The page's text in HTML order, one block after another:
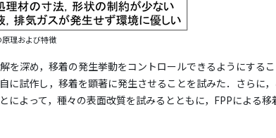
原理および特徴
を深め，移着の発生挙動をコントロールできるようにする
に試作し，移着を顕著に発生させることを試みた．さらに
よって，種々の表面改質を試みるとともに，FPPによる移